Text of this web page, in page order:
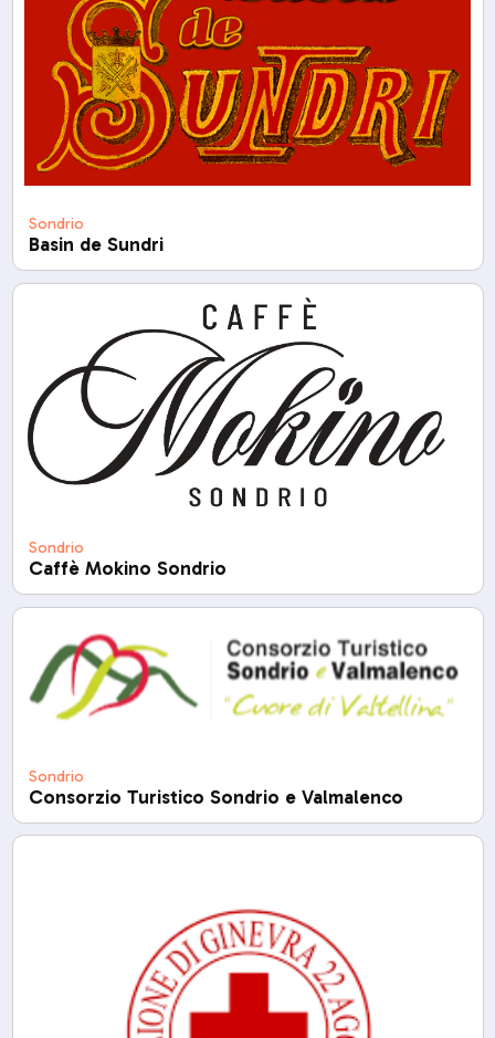
Sondrio
Basin de Sundri
Sondrio
Caffè Mokino Sondrio
Sondrio
Consorzio Turistico Sondrio e Valmalenco